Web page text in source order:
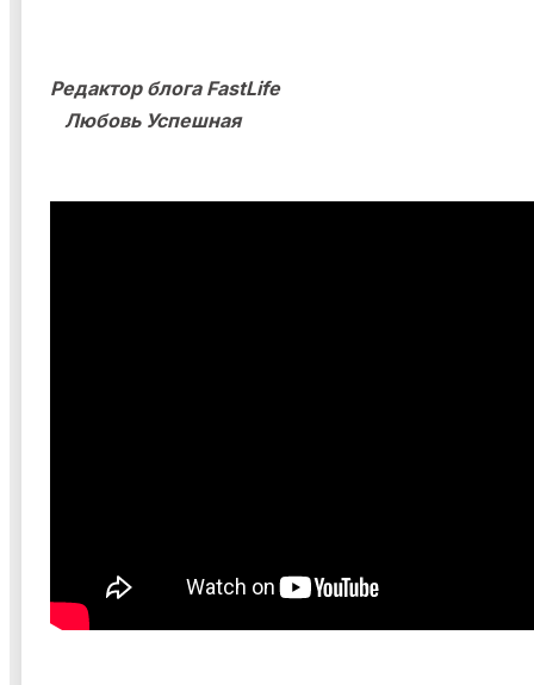
Редактор блога FastLife
Любовь Успешная